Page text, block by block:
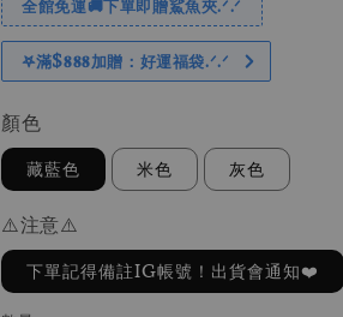
全館免運🚚下單即贈鯊魚夾.ᐟ.ᐟ
𖤐滿$𝟖𝟖𝟖加贈：好運福袋.ᐟ‪.ᐟ
顏色
藏藍色 米色 灰色
⚠️注意⚠️
下單記得備註IG帳號！出貨會通知❤️